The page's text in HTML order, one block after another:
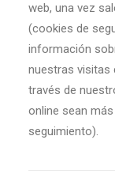
web, una vez
(cookies de
información
nuestras visitas
través de
online sean
seguimiento).